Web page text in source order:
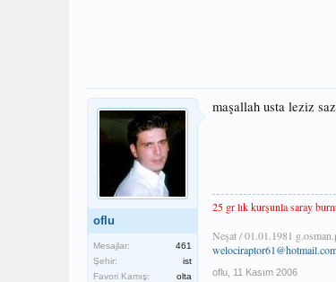
oflu
Mesajlar:
461
Şehir:
ist
Favori Kamış:
olta
maşallah usta leziz
25 gr lık kurşunla saray
Neşat / 01.01.1981
oflu 11 Kasım 2006